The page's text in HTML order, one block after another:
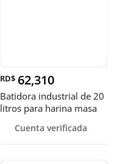
RD$ 62,310
Batidora industrial de 20
litros para harina masa
Cuenta verificada